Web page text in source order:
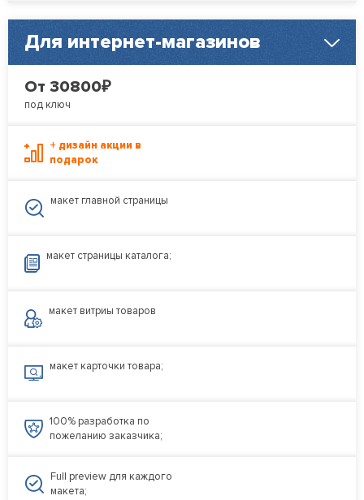
Для интернет-магазинов
От 30800₽
под ключ
+ дизайн акции в
подарок
макет главной страницы
макет страницы каталога;
макет витриы товаров
макет карточки товара;
100% разработка по
пожеланию заказчика;
Full preview для каждого
макета;